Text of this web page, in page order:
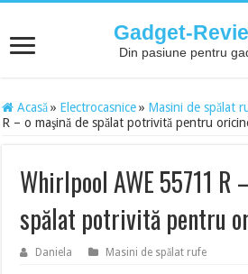
Gadget-
Din pasiune pentru
Acasă » Electrocasnice » Masini de spălat
R – o maşină de spălat potrivită pentru
Whirlpool AWE 55711 R
spălat potrivită pentru
Daniela Masini de spălat rufe